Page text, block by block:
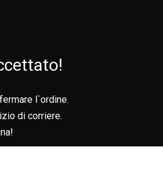
l`ordine.
di corriere.